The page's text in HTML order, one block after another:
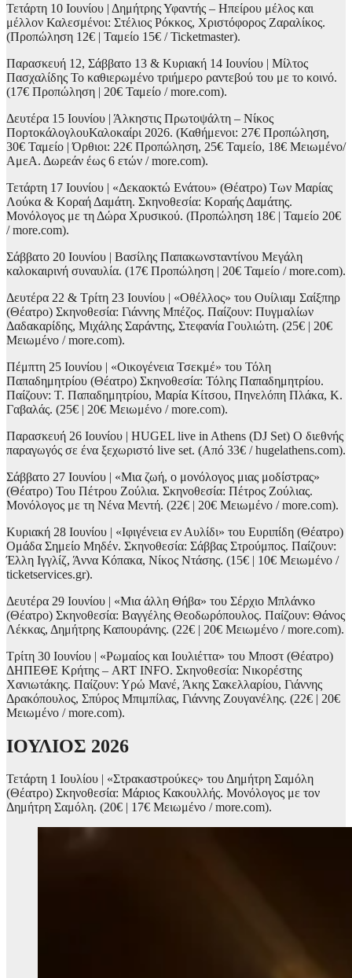
Τετάρτη 10 Ιουνίου | Δημήτρης Υφαντής – Ηπείρου μέλος και
μέλλον Καλεσμένοι: Στέλιος Ρόκκος, Χριστόφορος Ζαραλίκος.
(Προπώληση 12€ | Ταμείο 15€ / Ticketmaster).
Παρασκευή 12, Σάββατο 13 & Κυριακή 14 Ιουνίου | Μίλτος
Πασχαλίδης Το καθιερωμένο τριήμερο ραντεβού του με το κοινό.
(17€ Προπώληση | 20€ Ταμείο / more.com).
Δευτέρα 15 Ιουνίου | Άλκηστις Πρωτοψάλτη – Νίκος
ΠορτοκάλογλουΚαλοκαίρι 2026. (Καθήμενοι: 27€ Προπώληση,
30€ Ταμείο | Όρθιοι: 22€ Προπώληση, 25€ Ταμείο, 18€ Μειωμένο/
ΑμεΑ. Δωρεάν έως 6 ετών / more.com).
Τετάρτη 17 Ιουνίου | «Δεκαοκτώ Ενάτου» (Θέατρο) Των Μαρίας
Λούκα & Κοραή Δαμάτη. Σκηνοθεσία: Κοραής Δαμάτης.
Μονόλογος με τη Δώρα Χρυσικού. (Προπώληση 18€ | Ταμείο 20€
/ more.com).
Σάββατο 20 Ιουνίου | Βασίλης Παπακωνσταντίνου Μεγάλη
καλοκαιρινή συναυλία. (17€ Προπώληση | 20€ Ταμείο / more.com).
Δευτέρα 22 & Τρίτη 23 Ιουνίου | «Οθέλλος» του Ουίλιαμ Σαίξπηρ
(Θέατρο) Σκηνοθεσία: Γιάννης Μπέζος. Παίζουν: Πυγμαλίων
Δαδακαρίδης, Μιχάλης Σαράντης, Στεφανία Γουλιώτη. (25€ | 20€
Μειωμένο / more.com).
Πέμπτη 25 Ιουνίου | «Οικογένεια Τσεκμέ» του Τόλη
Παπαδημητρίου (Θέατρο) Σκηνοθεσία: Τόλης Παπαδημητρίου.
Παίζουν: Τ. Παπαδημητρίου, Μαρία Κίτσου, Πηνελόπη Πλάκα, Κ.
Γαβαλάς. (25€ | 20€ Μειωμένο / more.com).
Παρασκευή 26 Ιουνίου | HUGEL live in Athens (DJ Set) Ο διεθνής
παραγωγός σε ένα ξεχωριστό live set. (Από 33€ / hugelathens.com).
Σάββατο 27 Ιουνίου | «Μια ζωή, ο μονόλογος μιας μοδίστρας»
(Θέατρο) Του Πέτρου Ζούλια. Σκηνοθεσία: Πέτρος Ζούλιας.
Μονόλογος με τη Νένα Μεντή. (22€ | 20€ Μειωμένο / more.com).
Κυριακή 28 Ιουνίου | «Ιφιγένεια εν Αυλίδι» του Ευριπίδη (Θέατρο)
Ομάδα Σημείο Μηδέν. Σκηνοθεσία: Σάββας Στρούμπος. Παίζουν:
Έλλη Ιγγλίζ, Άννα Κόπακα, Νίκος Ντάσης. (15€ | 10€ Μειωμένο /
ticketservices.gr).
Δευτέρα 29 Ιουνίου | «Μια άλλη Θήβα» του Σέρχιο Μπλάνκο
(Θέατρο) Σκηνοθεσία: Βαγγέλης Θεοδωρόπουλος. Παίζουν: Θάνος
Λέκκας, Δημήτρης Καπουράνης. (22€ | 20€ Μειωμένο / more.com).
Τρίτη 30 Ιουνίου | «Ρωμαίος και Ιουλιέττα» του Μποστ (Θέατρο)
ΔΗΠΕΘΕ Κρήτης – ART INFO. Σκηνοθεσία: Νικορέστης
Χανιωτάκης. Παίζουν: Υρώ Μανέ, Άκης Σακελλαρίου, Γιάννης
Δρακόπουλος, Σπύρος Μπιμπίλας, Γιάννης Ζουγανέλης. (22€ | 20€
Μειωμένο / more.com).
ΙΟΥΛΙΟΣ 2026
Τετάρτη 1 Ιουλίου | «Στρακαστρούκες» του Δημήτρη Σαμόλη
(Θέατρο) Σκηνοθεσία: Μάριος Κακουλλής. Μονόλογος με τον
Δημήτρη Σαμόλη. (20€ | 17€ Μειωμένο / more.com).